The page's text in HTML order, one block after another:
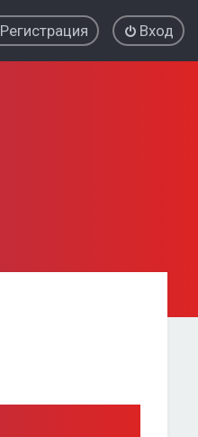
Вход
Регистрация